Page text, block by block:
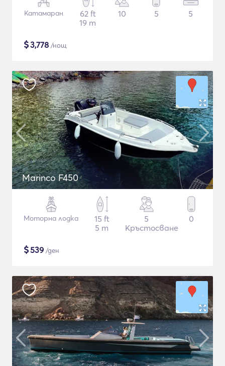
Катамаран
62 ft
19 m
10 5 5
$3,778 /нощ
Marinco F450
Моторна лодка
15 ft
5 m
5
Кръстосване
0
$539 /ден